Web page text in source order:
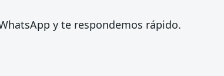
y te respondemos rápido.